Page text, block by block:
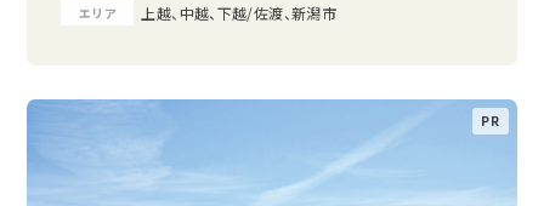
エリア 上越、中越、下越/佐渡、新潟市